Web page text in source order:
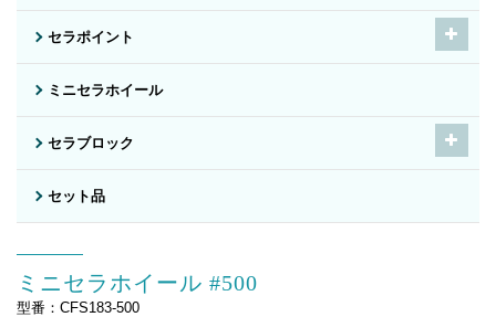
セラポイント
ミニセラホイール
セラブロック
セット品
ミニセラホイール #500
型番：CFS183-500